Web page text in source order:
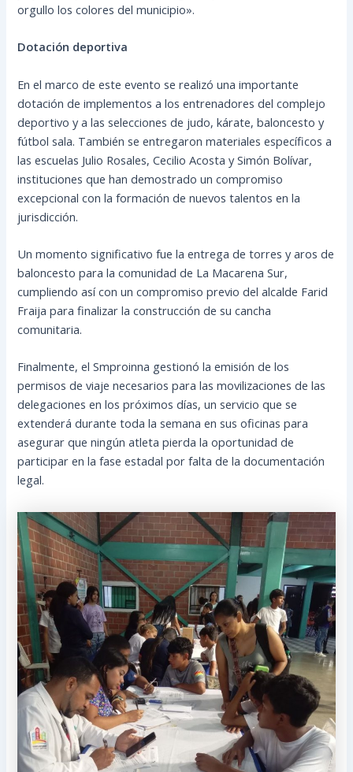
orgullo los colores del municipio».
Dotación deportiva
En el marco de este evento se realizó una importante
dotación de implementos a los entrenadores del complejo
deportivo y a las selecciones de judo, kárate, baloncesto y
fútbol sala. También se entregaron materiales específicos a
las escuelas Julio Rosales, Cecilio Acosta y Simón Bolívar,
instituciones que han demostrado un compromiso
excepcional con la formación de nuevos talentos en la
jurisdicción.
Un momento significativo fue la entrega de torres y aros de
baloncesto para la comunidad de La Macarena Sur,
cumpliendo así con un compromiso previo del alcalde Farid
Fraija para finalizar la construcción de su cancha
comunitaria.
Finalmente, el Smproinna gestionó la emisión de los
permisos de viaje necesarios para las movilizaciones de las
delegaciones en los próximos días, un servicio que se
extenderá durante toda la semana en sus oficinas para
asegurar que ningún atleta pierda la oportunidad de
participar en la fase estadal por falta de la documentación
legal.